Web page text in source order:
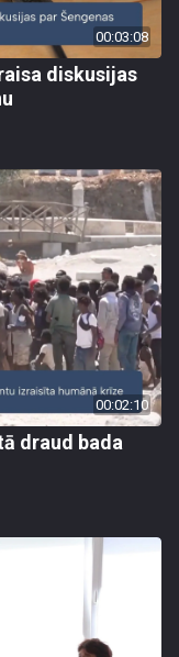
00:03:08
diskusijas
00:02:10
draud bada